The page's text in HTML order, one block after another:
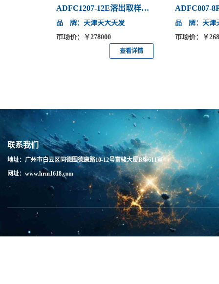
ADFC1207-12E溶出取样系
品 牌：天津天大天发
市场价：￥278000
查看详情
ADFC807-
品 牌：天津
市场价：￥
联系我们
地址：广州市白云区同德围德康路10-12号富骏大厦B座611室
网址：www.hrm1618.com